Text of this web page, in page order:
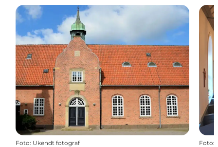
Foto: Ukendt fotograf Foto: